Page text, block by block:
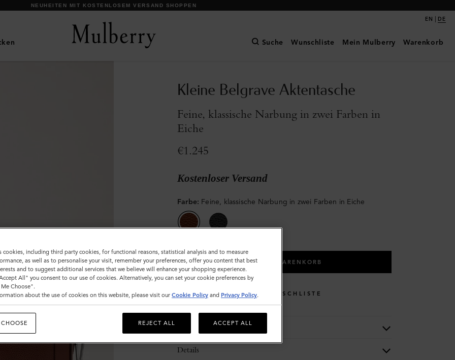
UNSERE IKONEN ENTDECKEN
EN | DE
Suche Wunschliste Mein Mulberry Warenkorb
Kleine Belgrave Aktentasche
Feine, klassische Narbung in zwei Farben in
Eiche
€1.245
Kostenloser Versand
Farbe: Feine, klassische Narbung in zwei Farben in Eiche
IN DEN WARENKORB
WUNSCHLISTE
Beschreibung
Details
cookies, including third party cookies, for functional reasons, statistical analysis and to measure
as well as to personalise your visit, remember your preferences, offer you content that best
and to suggest additional services that we believe will enhance your shopping experience.
All" you consent to our use of cookies. Alternatively, you can set your cookie preferences by
Choose".
about the use of cookies on this website, please visit our Cookie Policy and Privacy Policy.
REJECT ALL ACCEPT ALL